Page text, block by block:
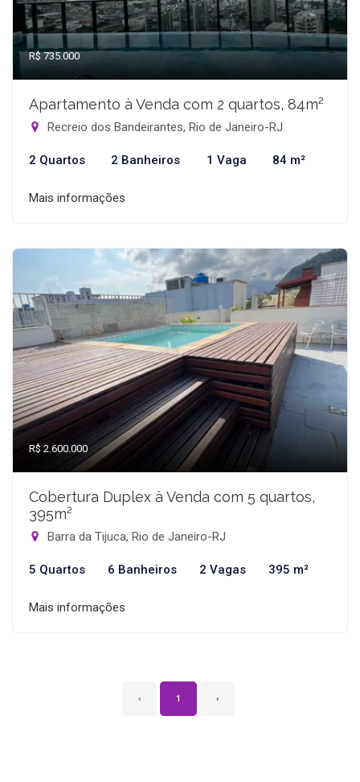
R$ 735.000
Apartamento à Venda com 2 quartos, 84m²
Recreio dos Bandeirantes, Rio de Janeiro-RJ
2 Quartos 2 Banheiros 1 Vaga 84 m²
Mais informações
R$ 2.600.000
Cobertura Duplex à Venda com 5 quartos,
395m²
Barra da Tijuca, Rio de Janeiro-RJ
5 Quartos 6 Banheiros 2 Vagas 395 m²
Mais informações
‹ 1 ›